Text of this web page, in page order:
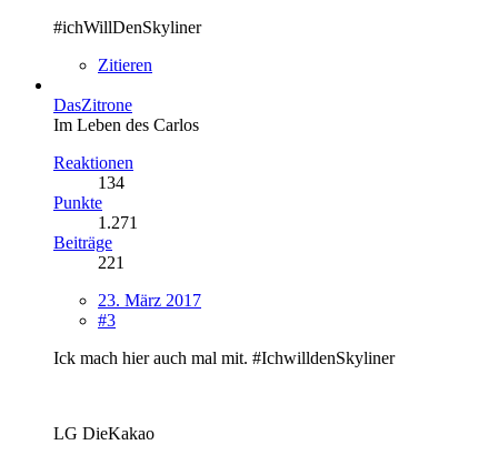
#ichWillDenSkyliner
Zitieren
DasZitrone
Im Leben des Carlos
Reaktionen
134
Punkte
1.271
Beiträge
221
23. März 2017
#3
Ick mach hier auch mal mit. #IchwilldenSkyliner
LG DieKakao